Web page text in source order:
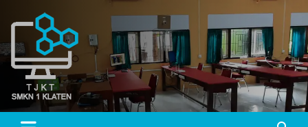
TJKT SMKN 1 KLATEN
TJKT SMKN 1 KLATEN